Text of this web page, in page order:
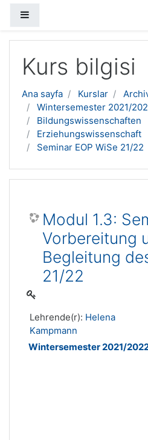
Kurs bilgisi
Ana sayfa Kurslar
Wintersemester 2021/
Bildungswissenschaften
Erziehungswissenschaft
Seminar EOP WiSe 21/22
Modul 1.3:
Vorbereitung
Begleitung
21/22
Lehrende(r): Helena
Kampmann
Wintersemester 2021/